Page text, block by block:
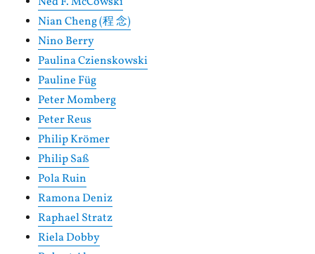
Nian Cheng (程 念)
Nino Berry
Paulina Czienskowski
Pauline Füg
Peter Momberg
Peter Reus
Philip Krömer
Philip Saß
Pola Ruin
Ramona Deniz
Raphael Stratz
Riela Dobby